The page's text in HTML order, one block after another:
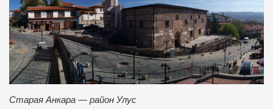
Старая Анкара — район Улус